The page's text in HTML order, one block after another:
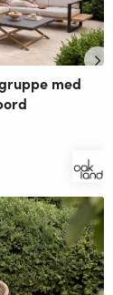
med